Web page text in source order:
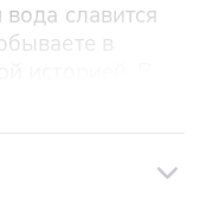
славится
в
историей. В
можно на себе